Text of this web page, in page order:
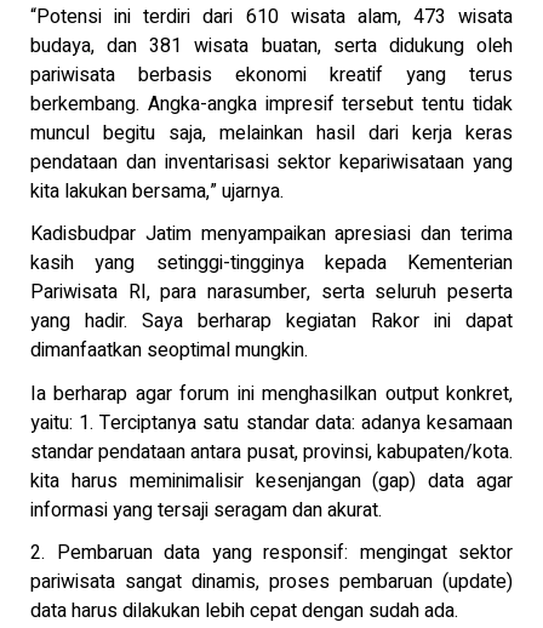
“Potensi ini terdiri dari 610 wisata alam, 473 wisata
budaya, dan 381 wisata buatan, serta didukung oleh
pariwisata berbasis ekonomi kreatif yang terus
berkembang. Angka-angka impresif tersebut tentu tidak
muncul begitu saja, melainkan hasil dari kerja keras
pendataan dan inventarisasi sektor kepariwisataan yang
kita lakukan bersama,” ujarnya.
Kadisbudpar Jatim menyampaikan apresiasi dan terima
kasih yang setinggi-tingginya kepada Kementerian
Pariwisata RI, para narasumber, serta seluruh peserta
yang hadir. Saya berharap kegiatan Rakor ini dapat
dimanfaatkan seoptimal mungkin.
Ia berharap agar forum ini menghasilkan output konkret,
yaitu: 1. Terciptanya satu standar data: adanya kesamaan
standar pendataan antara pusat, provinsi, kabupaten/kota.
kita harus meminimalisir kesenjangan (gap) data agar
informasi yang tersaji seragam dan akurat.
2. Pembaruan data yang responsif: mengingat sektor
pariwisata sangat dinamis, proses pembaruan (update)
data harus dilakukan lebih cepat dengan sudah ada.